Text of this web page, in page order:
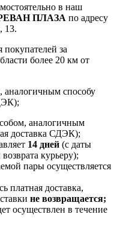
в наш
ПЛАЗА по адресу
13.
за
более 20 км от
аналогичным способу
аналогичным
доставка СДЭК);
14 дней (с даты
курьеру);
пары осуществляется
платная доставка,
не возвращается;
осуществлен в течение